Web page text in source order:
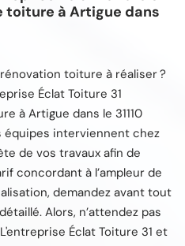
toiture à Artigue dans
toiture à réaliser ?
Éclat Toiture 31
à Artigue dans le 31110
équipes interviennent chez
de vos travaux afin de
concordant à l’ampleur de
demandez avant tout
Alors, n’attendez pas
Éclat Toiture 31 et